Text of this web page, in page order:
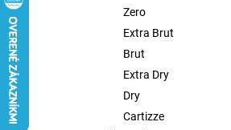
Zero
Extra Brut
Brut
Extra Dry
Dry
Cartizze